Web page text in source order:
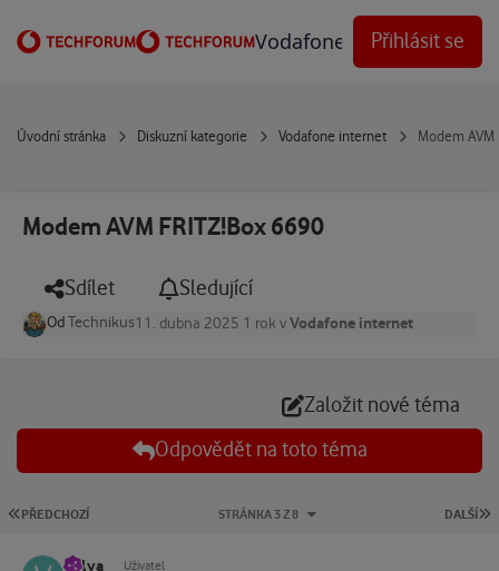
Vodafone Techforum
Přihlásit se
Úvodní stránka Diskuzní kategorie Vodafone internet Modem AVM
Modem AVM FRITZ!Box 6690
Sdílet Sledující
OdTechnikus11. dubna 2025 1 rokvVodafone internet
Založit nové téma
Odpovědět na toto téma
PRVNÍ STRÁNKA
PŘEDCHOZÍ DALŠÍ
STRÁNKA 3 Z 8
Vulva Uživatel